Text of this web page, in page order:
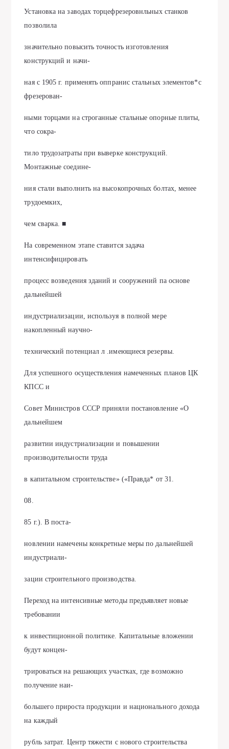
Установка на заводах торцефрезеровнльных станков
позволила
значительно повысить точность изготовления
конструкций и начи-
ная с 1905 г. применять оппранис стальных элементов*с
фрезерован-
ными торцами на строганные стальные опорные плиты,
что сокра-
тило трудозатраты при выверке конструкций.
Монтажные соедине-
ния стали выполнить на высокопрочных болтах, менее
трудоемких,
чем сварка. ■
На современном этапе ставится задача
интенсифицировать
процесс возведения зданий и сооружений па основе
дальнейшей
индустриализации, используя в полной мере
накопленный научно-
технический потенциал л .имеющиеся резервы.
Для успешного осуществления намеченных планов ЦК
КПСС и
Совет Министров СССР приняли постановление «О
дальнейшем
развитии индустриализации и повышении
производительности труда
в капитальном строительстве» («Правда* от 31.
08.
85 г.). В поста-
новлении намечены конкретные меры по дальнейшей
индустриали-
зации строительного производства.
Переход на интенсивные методы предъявляет новые
требовании
к инвестиционной политике. Капитальные вложении
будут концен-
трироваться на решающих участках, где возможно
получение наи-
большего прироста продукции и национального дохода
на каждый
рубль затрат. Центр тяжести с нового строительства